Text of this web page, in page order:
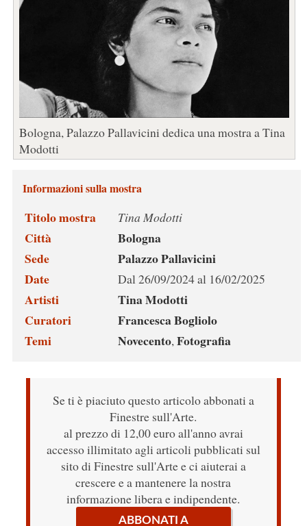
Bologna, Palazzo Pallavicini dedica una mostra a Tina
Modotti
Informazioni sulla mostra
Titolo mostra Tina Modotti
Città
Bologna
Sede
Palazzo Pallavicini
Date
Dal 26/09/2024 al 16/02/2025
Artisti
Tina Modotti
Curatori
Francesca Bogliolo
Temi
Novecento,Fotografia
Se ti è piaciuto questo articolo abbonati a
Finestre sull'Arte.
al prezzo di 12,00 euro all'anno avrai
accesso illimitato agli articoli pubblicati sul
sito di Finestre sull'Arte e ci aiuterai a
crescere e a mantenere la nostra
informazione libera e indipendente.
ABBONATI A